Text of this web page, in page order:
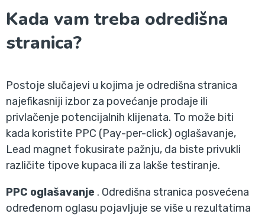
Kada vam treba odredišna
stranica?
Postoje slučajevi u kojima je odredišna stranica
najefikasniji izbor za povećanje prodaje ili
privlačenje potencijalnih klijenata. To može biti
kada koristite PPC (Pay-per-click) oglašavanje,
Lead magnet fokusirate pažnju, da biste privukli
različite tipove kupaca ili za lakše testiranje.
PPC oglašavanje . Odredišna stranica posvećena
određenom oglasu pojavljuje se više u rezultatima